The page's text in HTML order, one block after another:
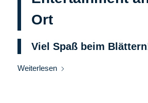
Ort
Viel Spaß beim
Weiterlesen